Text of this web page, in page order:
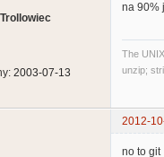
2003-07-13
na 90%
The
unzip;
2012-
no to git